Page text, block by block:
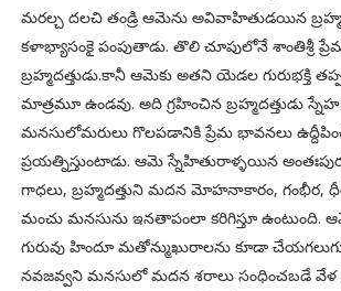
మరల్చ దలచి తండ్రి ఆమెను అవివాహితుడయిన
కళాభ్యాసంకై పంపుతాడు. తొలి చూపులోనే శాంతిశ్రీ
బ్రహ్మదత్తుడు.కానీ ఆమెకు అతని యెడల గురుభక్తి
మాత్రమూ ఉండవు. అది గ్రహించిన బ్రహ్మదత్తుడు
మనసులోమరులు గొలపడానికి ప్రేమ భావనలు
ప్రయత్నిస్తుంటాడు. ఆమె స్నేహితురాళ్ళయిన
గాధలు, బ్రహ్మదత్తుని మదన మోహనాకారం, గంభీర,
మంచు మనసును ఇనతాపంలా కరిగిస్తూ ఉంటుంది.
గురువు హిందూ మతోన్ముఖురాలను కూడా
నవజవ్వని మనసులో మదన శరాలు సంధించబడే